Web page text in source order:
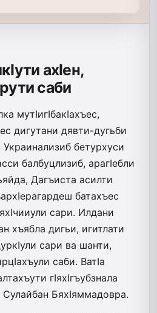
ахIен,
саби
мутIигIбакIахъес,
дигутани дявти-дугьби
бетурхуси
балбуцлизиб, арагIебли
Дагъиста асилти
батахъес
сари. Илдани
хъябла дигьи, игитлати
сари ва шанти,
саби. ВатIа
гIяхIгъубзнала
Сулайбан БяхIяммадовра.